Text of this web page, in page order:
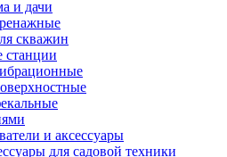
и дачи
скважин
станции
и аксессуары
для садовой техники